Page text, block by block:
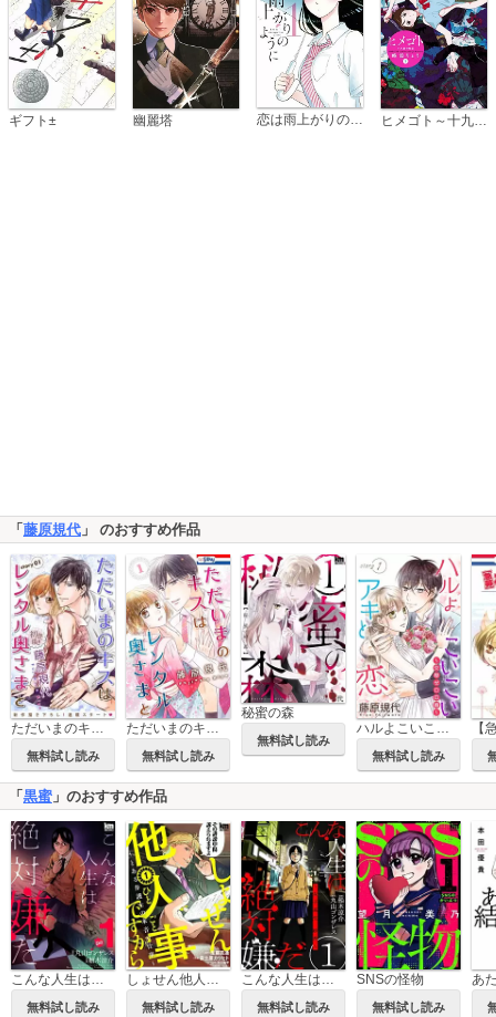
ギフト± 幽麗塔 恋は雨上がりのように
「 藤原規代 」 のおすすめ作品
ただいまのキスはレンタル奥さまと Love Silky
無料試し読み
ただいまのキスはレンタル奥さまと
無料試し読み
秘蜜の森
無料試し読み
ハルよこいこいアキと恋～交際ゼロ日婚～ Love Silky
無料試し読み
「 黒蜜」のおすすめ作品
無料試し読み 無料試し読み 無料試し読み
SNSの怪物
無料試し読み